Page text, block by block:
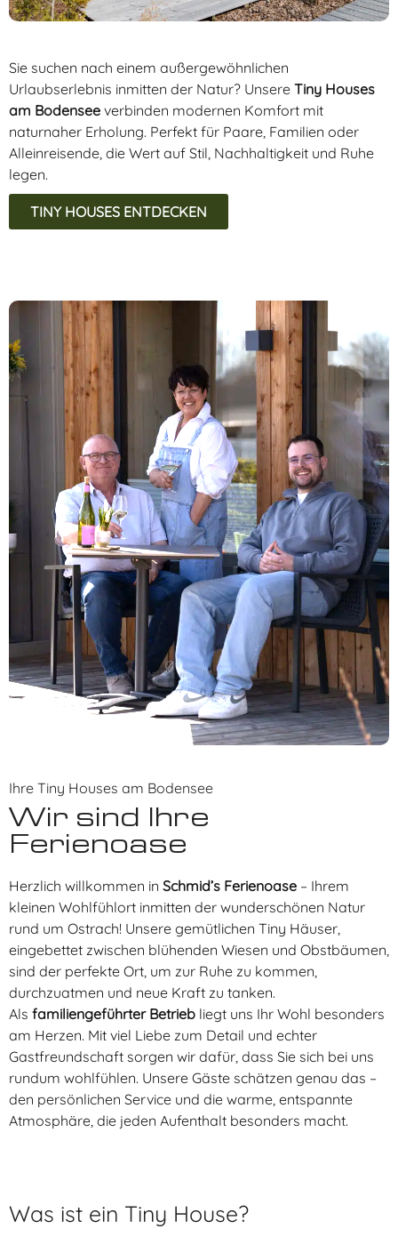
Sie suchen nach einem außergewöhnlichen
Urlaubserlebnis inmitten der Natur? Unsere Tiny Houses
am Bodensee verbinden modernen Komfort mit
naturnaher Erholung. Perfekt für Paare, Familien oder
Alleinreisende, die Wert auf Stil, Nachhaltigkeit und Ruhe
legen.
TINY HOUSES ENTDECKEN
Ihre Tiny Houses am Bodensee
Wir sind Ihre
Ferienoase
Herzlich willkommen in Schmid’s Ferienoase – Ihrem
kleinen Wohlfühlort inmitten der wunderschönen Natur
rund um Ostrach! Unsere gemütlichen Tiny Häuser,
eingebettet zwischen blühenden Wiesen und Obstbäumen,
sind der perfekte Ort, um zur Ruhe zu kommen,
durchzuatmen und neue Kraft zu tanken.
Als familiengeführter Betrieb liegt uns Ihr Wohl besonders
am Herzen. Mit viel Liebe zum Detail und echter
Gastfreundschaft sorgen wir dafür, dass Sie sich bei uns
rundum wohlfühlen. Unsere Gäste schätzen genau das –
den persönlichen Service und die warme, entspannte
Atmosphäre, die jeden Aufenthalt besonders macht.
Was ist ein Tiny House?